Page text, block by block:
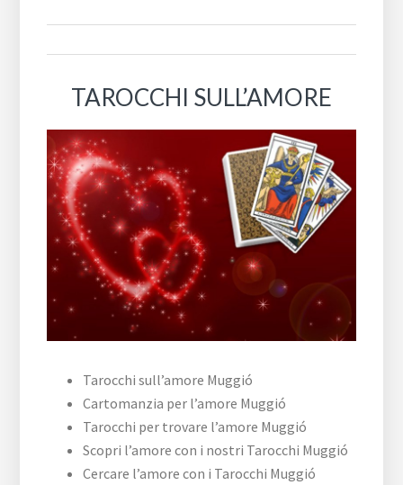
TAROCCHI SULL’AMORE
Tarocchi sull’amore Muggió
Cartomanzia per l’amore Muggió
Tarocchi per trovare l’amore Muggió
Scopri l’amore con i nostri Tarocchi Muggió
Cercare l’amore con i Tarocchi Muggió